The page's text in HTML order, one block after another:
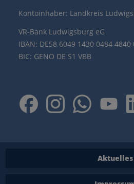
Kontoinhaber: Landkreis
VR-Bank Ludwigsburg eG
IBAN: DE58 6049 1430 0484 4840
BIC: GENO DE S1 VBB
Aktuelles